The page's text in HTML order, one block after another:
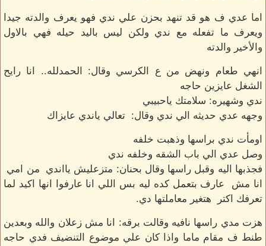
اما عدي ف هو قد تنهد بحزن علي ندي فهو يعرف والدته جيدا
ويعرف ما تفعله مع ندي ولكن ليس باليد حيله فهي بالاول
والأخير والدته
انهي طعام ونهض من ع الكرسي وقال: الحمدلله.. انا رايح
الشغل عايزين حاجه
ندي وشهيره: سلامتك ياحبيبي
وجهه عدي حديثه الي ندي وقال: تعالي ياندي عايزاك
اومأت ندي براسها وذهبت خلفه
وصل عدي الي باب الشقه وخلفه ندي
فجذبها اليه وقبل راسها وقال بحنان: متزعليش يااندي من امي
انا مش عارف بتعمل كده ليه بس اللي انا عارفوا انها اكيد لما
تعرفك اكتر هتغير معاملتها دي.
هزت مدي راسها نافيه وقالت برقه: انا مش زعلان والله وبعدين
طنط ف مقام ماما واذا كان علي موضوع التنضيف فدي حاجه